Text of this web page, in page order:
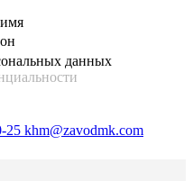
данных
25 khm@zavodmk.com